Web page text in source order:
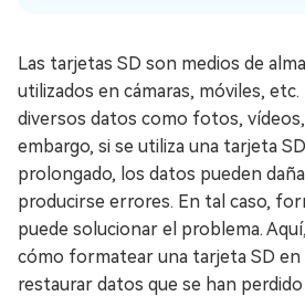
Las tarjetas SD son medios de
utilizados en cámaras, móviles, etc.
diversos datos como fotos,
embargo, si se utiliza una tarjeta
prolongado, los datos pueden
producirse errores. En tal caso,
puede solucionar el problema.
cómo formatear una tarjeta SD en
restaurar datos que se han